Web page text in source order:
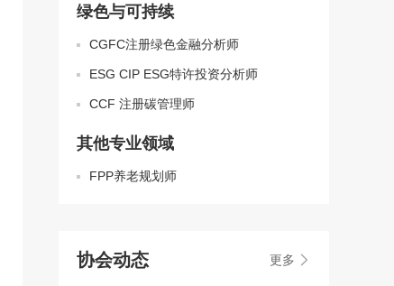
绿色与可持续
CGFC注册绿色金融分析师
ESG CIP ESG特许投资分析师
CCF 注册碳管理师
其他专业领域
FPP养老规划师
协会动态 更多